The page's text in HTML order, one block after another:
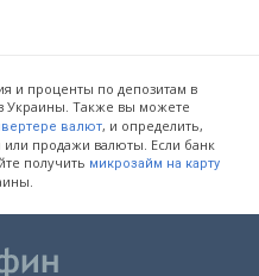
и проценты по депозитам в
Украины. Также вы можете
валют, и определить,
или продажи валюты. Если банк
получить микрозайм на карту